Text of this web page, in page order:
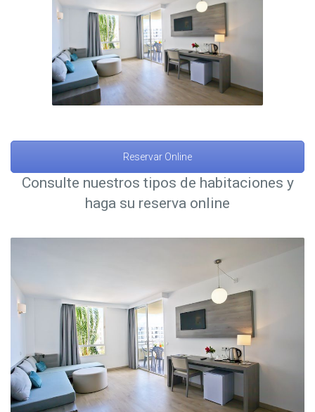
Reservar Online
Consulte nuestros tipos de habitaciones y
haga su reserva online